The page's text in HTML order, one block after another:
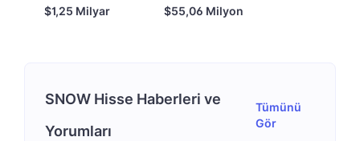
$1,25 Milyar
$55,06 Milyon
SNOW Hisse Haberleri ve
Yorumları
Tümünü
Gör